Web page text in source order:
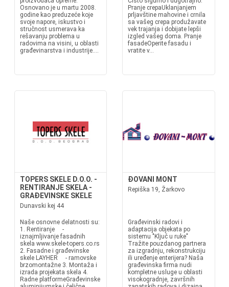
Osnovano je u martu 2008.
godine kao preduzeće koje
svoje napore, iskustvo i
stručnost usmerava ka
rešavanju problema u
radovima na visini, u oblasti
građevinarstva i industrije....
Pranje crepaUklanjanjem
prljavštine mahovine i crnila
sa vašeg crepa produžavate
vek trajanja i dobijate lepši
izgled vašeg doma. Pranje
fasadeOperite fasadu i
vratite v...
TOPERS SKELE D.O.O. -
RENTIRANJE SKELA -
GRAĐEVINSKE SKELE
Dunavski kej 44
Naše osnovne delatnosti su:
1. Rentiranje -
iznajmljivanje fasadnih
skela www.skele-topers.co.rs
2. Fasadne i građevinske
skele LAYHER - ramovske
brzomontažne 3. Montaža i
izrada projekata skela 4.
Radne platformeGrađevinske
ĐOVANI MONT
Repiška 19, Žarkovo
Građevinski radovi i
adaptacija objekata po
sistemu "Ključ u ruke"
Tražite pouzdanog partnera
za izgradnju, rekonstrukciju
ili uređenje enterijera? Naša
građevinska firma nudi
kompletne usluge u oblasti
visokogradnje, završnih